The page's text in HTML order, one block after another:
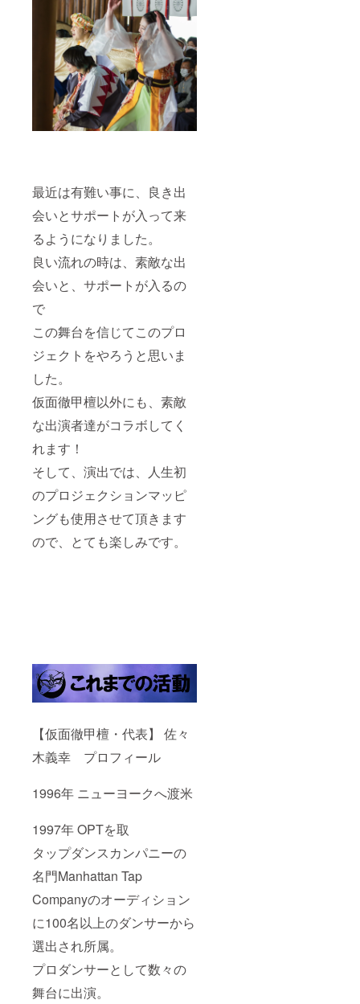
最近は有難い事に、良き出
会いとサポートが入って来
るようになりました。
良い流れの時は、素敵な出
会いと、サポートが入るの
で
この舞台を信じてこのプロ
ジェクトをやろうと思いま
した。
仮面徹甲檀以外にも、素敵
な出演者達がコラボしてく
れます！
そして、演出では、人生初
のプロジェクションマッピ
ングも使用させて頂きます
ので、とても楽しみです。
【仮面徹甲檀・代表】 佐々
木義幸 プロフィール
1996年 ニューヨークへ渡米
1997年 OPTを取
タップダンスカンパニーの
名門Manhattan Tap
Companyのオーディション
に100名以上のダンサーから
選出され所属。
プロダンサーとして数々の
舞台に出演。